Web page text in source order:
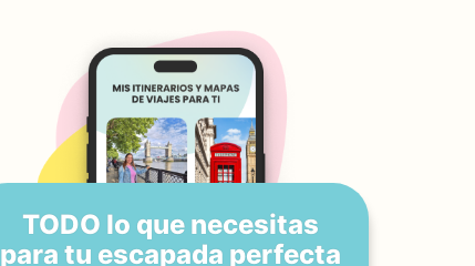
TODO lo que necesitas
para tu escapada perfecta